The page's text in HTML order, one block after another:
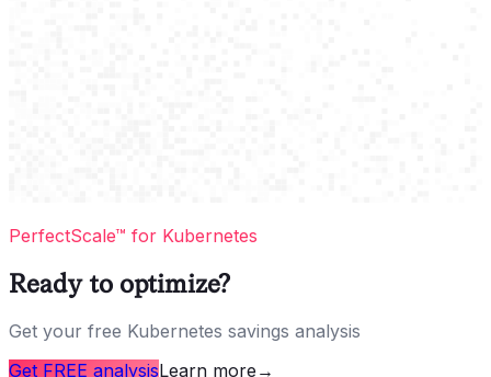
PerfectScale™ for Kubernetes
Ready to optimize?
Get your free Kubernetes savings analysis
Get FREE analysisLearn more →